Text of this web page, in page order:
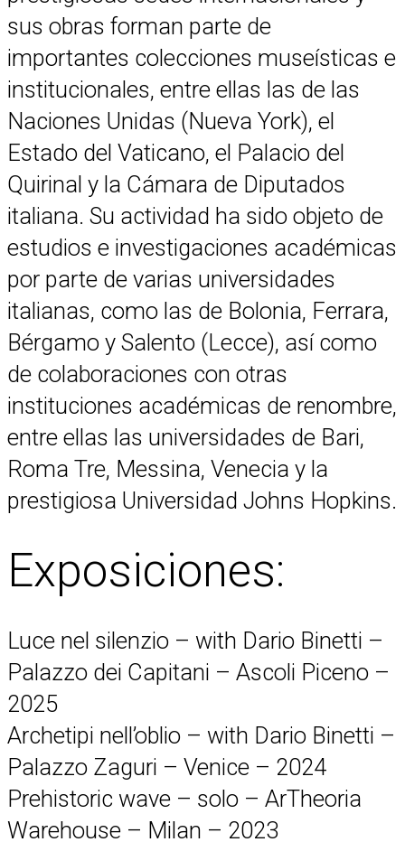
sus obras forman parte de
importantes colecciones museísticas e
institucionales, entre ellas las de las
Naciones Unidas (Nueva York), el
Estado del Vaticano, el Palacio del
Quirinal y la Cámara de Diputados
italiana. Su actividad ha sido objeto de
estudios e investigaciones académicas
por parte de varias universidades
italianas, como las de Bolonia, Ferrara,
Bérgamo y Salento (Lecce), así como
de colaboraciones con otras
instituciones académicas de renombre,
entre ellas las universidades de Bari,
Roma Tre, Messina, Venecia y la
prestigiosa Universidad Johns Hopkins.
Exposiciones:
Luce nel silenzio – with Dario Binetti –
Palazzo dei Capitani – Ascoli Piceno –
2025
Archetipi nell’oblio – with Dario Binetti –
Palazzo Zaguri – Venice – 2024
Prehistoric wave – solo – ArTheoria
Warehouse – Milan – 2023